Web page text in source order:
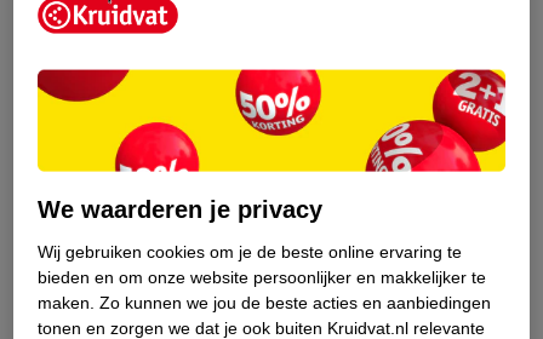
Groei van een dreumes
Is je kind 1 tot 2 jaar? Dan heb je een dreumes in huis! Je kindje
groeit in het tweede levensjaar gemiddeld 12 centimeter en
komt ongeveer 3 kilo aan.
We waarderen je privacy
Wij gebruiken cookies om je de beste online ervaring te
bieden en om onze website persoonlijker en makkelijker te
maken. Zo kunnen we jou de beste acties en aanbiedingen
tonen en zorgen we dat je ook buiten Kruidvat.nl relevante